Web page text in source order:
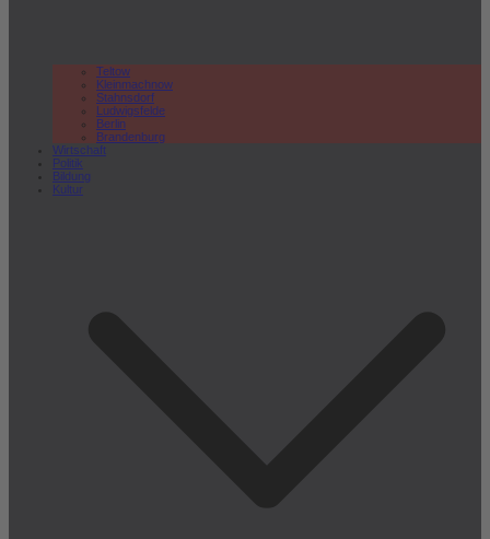
Teltow
Kleinmachnow
Stahnsdorf
Ludwigsfelde
Berlin
Brandenburg
Wirtschaft
Politik
Bildung
Kultur